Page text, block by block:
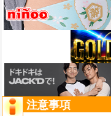
注意事項